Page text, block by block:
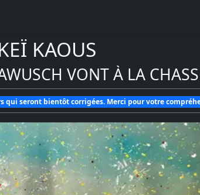
KAOUS
VONT À LA
qui seront bientôt corrigées. Merci pour votre